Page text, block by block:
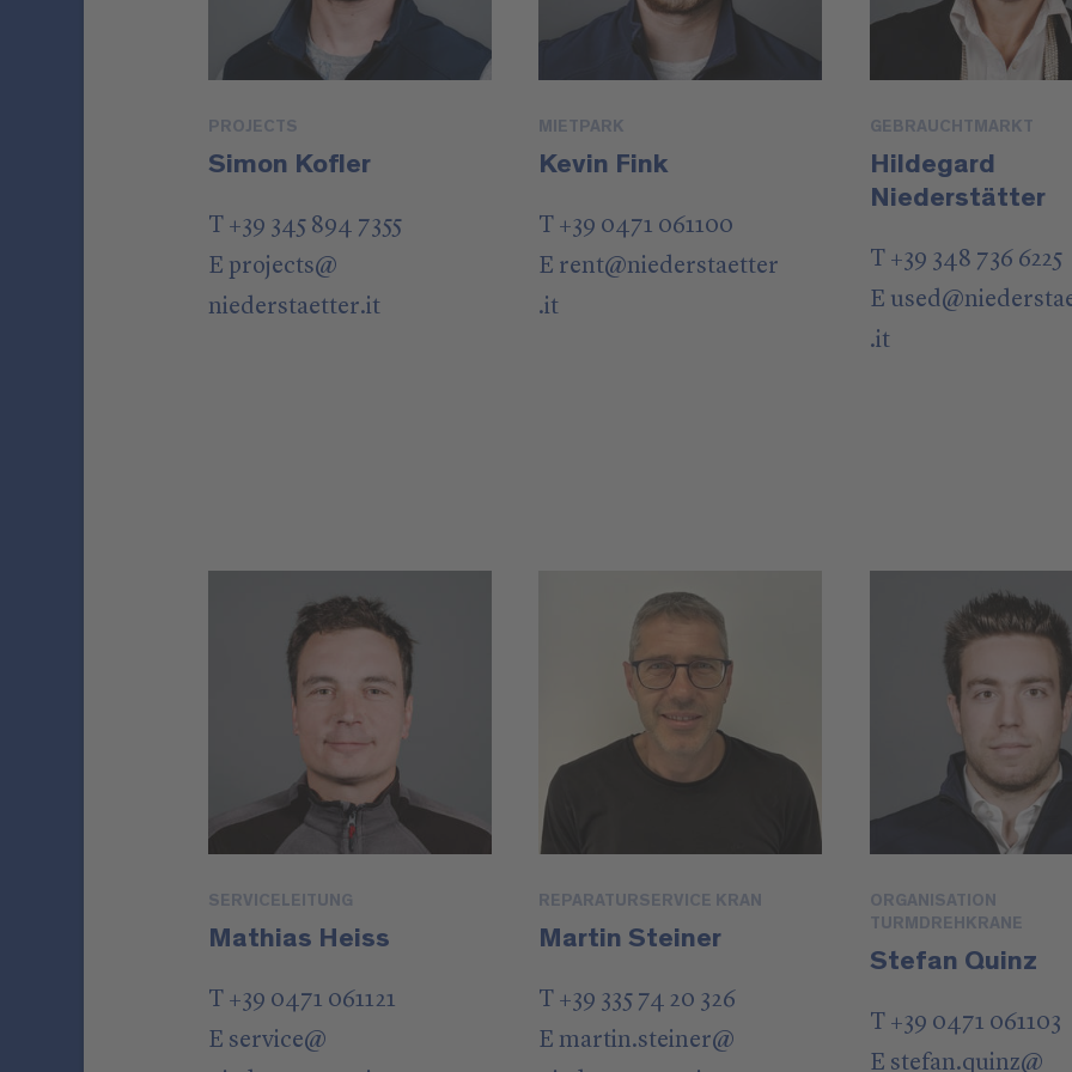
PROJECTS
Simon Kofler
T +39 345 894 7355
E projects@
niederstaetter.it
MIETPARK
Kevin Fink
T +39 0471 061100
E rent@niederstaetter
.it
GEBRAUCHTMARKT
Hildegard
Niederstätter
T +39 348 736 6225
E used@
.it
SERVICELEITUNG
Mathias Heiss
T +39 0471 061121
E service@
REPARATURSERVICE KRAN
Martin Steiner
T +39 335 74 20 326
E martin.steiner@
ORGANISATION
TURMDREHKRANE
Stefan Quinz
T +39 0471 061103
E stefan.quinz@